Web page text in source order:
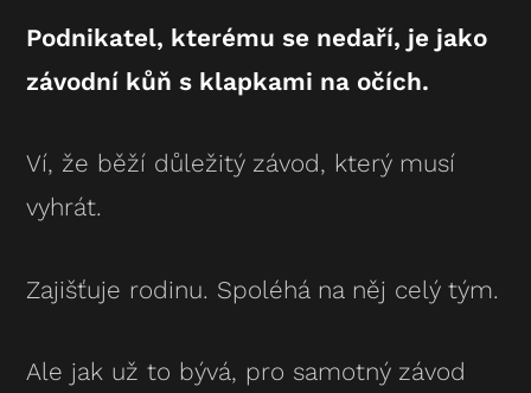
Podnikatel, kterému se nedaří, je jako
závodní kůň s klapkami na očích.
Ví, že běží důležitý závod, který musí
vyhrát.
Zajišťuje rodinu. Spoléhá na něj celý tým.
Ale jak už to bývá, pro samotný závod